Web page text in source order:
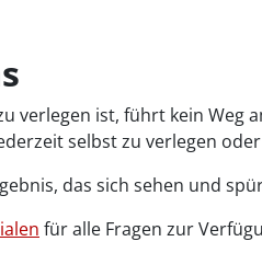
verlegen ist, führt kein Weg
selbst zu verlegen
das sich sehen und
für alle Fragen zur